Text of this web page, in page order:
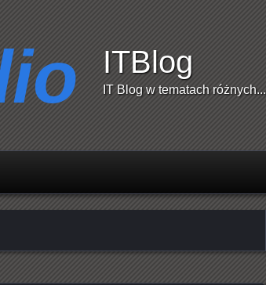
ITBlog
IT Blog w tematach różnych...